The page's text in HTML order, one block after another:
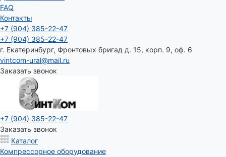
FAQ
Контакты
+7 (904) 385-22-47
+7 (904) 385-22-47
г. Екатеринбург, Фронтовых бригад д. 15, корп. 9, оф. 6
vintcom-ural@mail.ru
Заказать звонок
+7 (904) 385-22-47
Заказать звонок
Каталог
Компрессорное оборудование